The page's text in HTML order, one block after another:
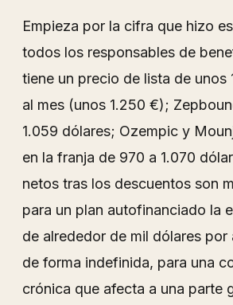
Empieza por la cifra que hizo
todos los responsables de
tiene un precio de lista de unos
al mes (unos 1.250 €);
1.059 dólares; Ozempic y
en la franja de 970 a 1.070
netos tras los descuentos son
para un plan autofinanciado la
de alrededor de mil dólares por
de forma indefinida, para una
crónica que afecta a una parte